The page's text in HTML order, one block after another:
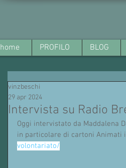
home PROFILO BLOG
Intervista su Radio
vinzbeschi
29 apr 2024
Oggi intervistato da Maddalena
in particolare di cartoni Animati
volontariato/